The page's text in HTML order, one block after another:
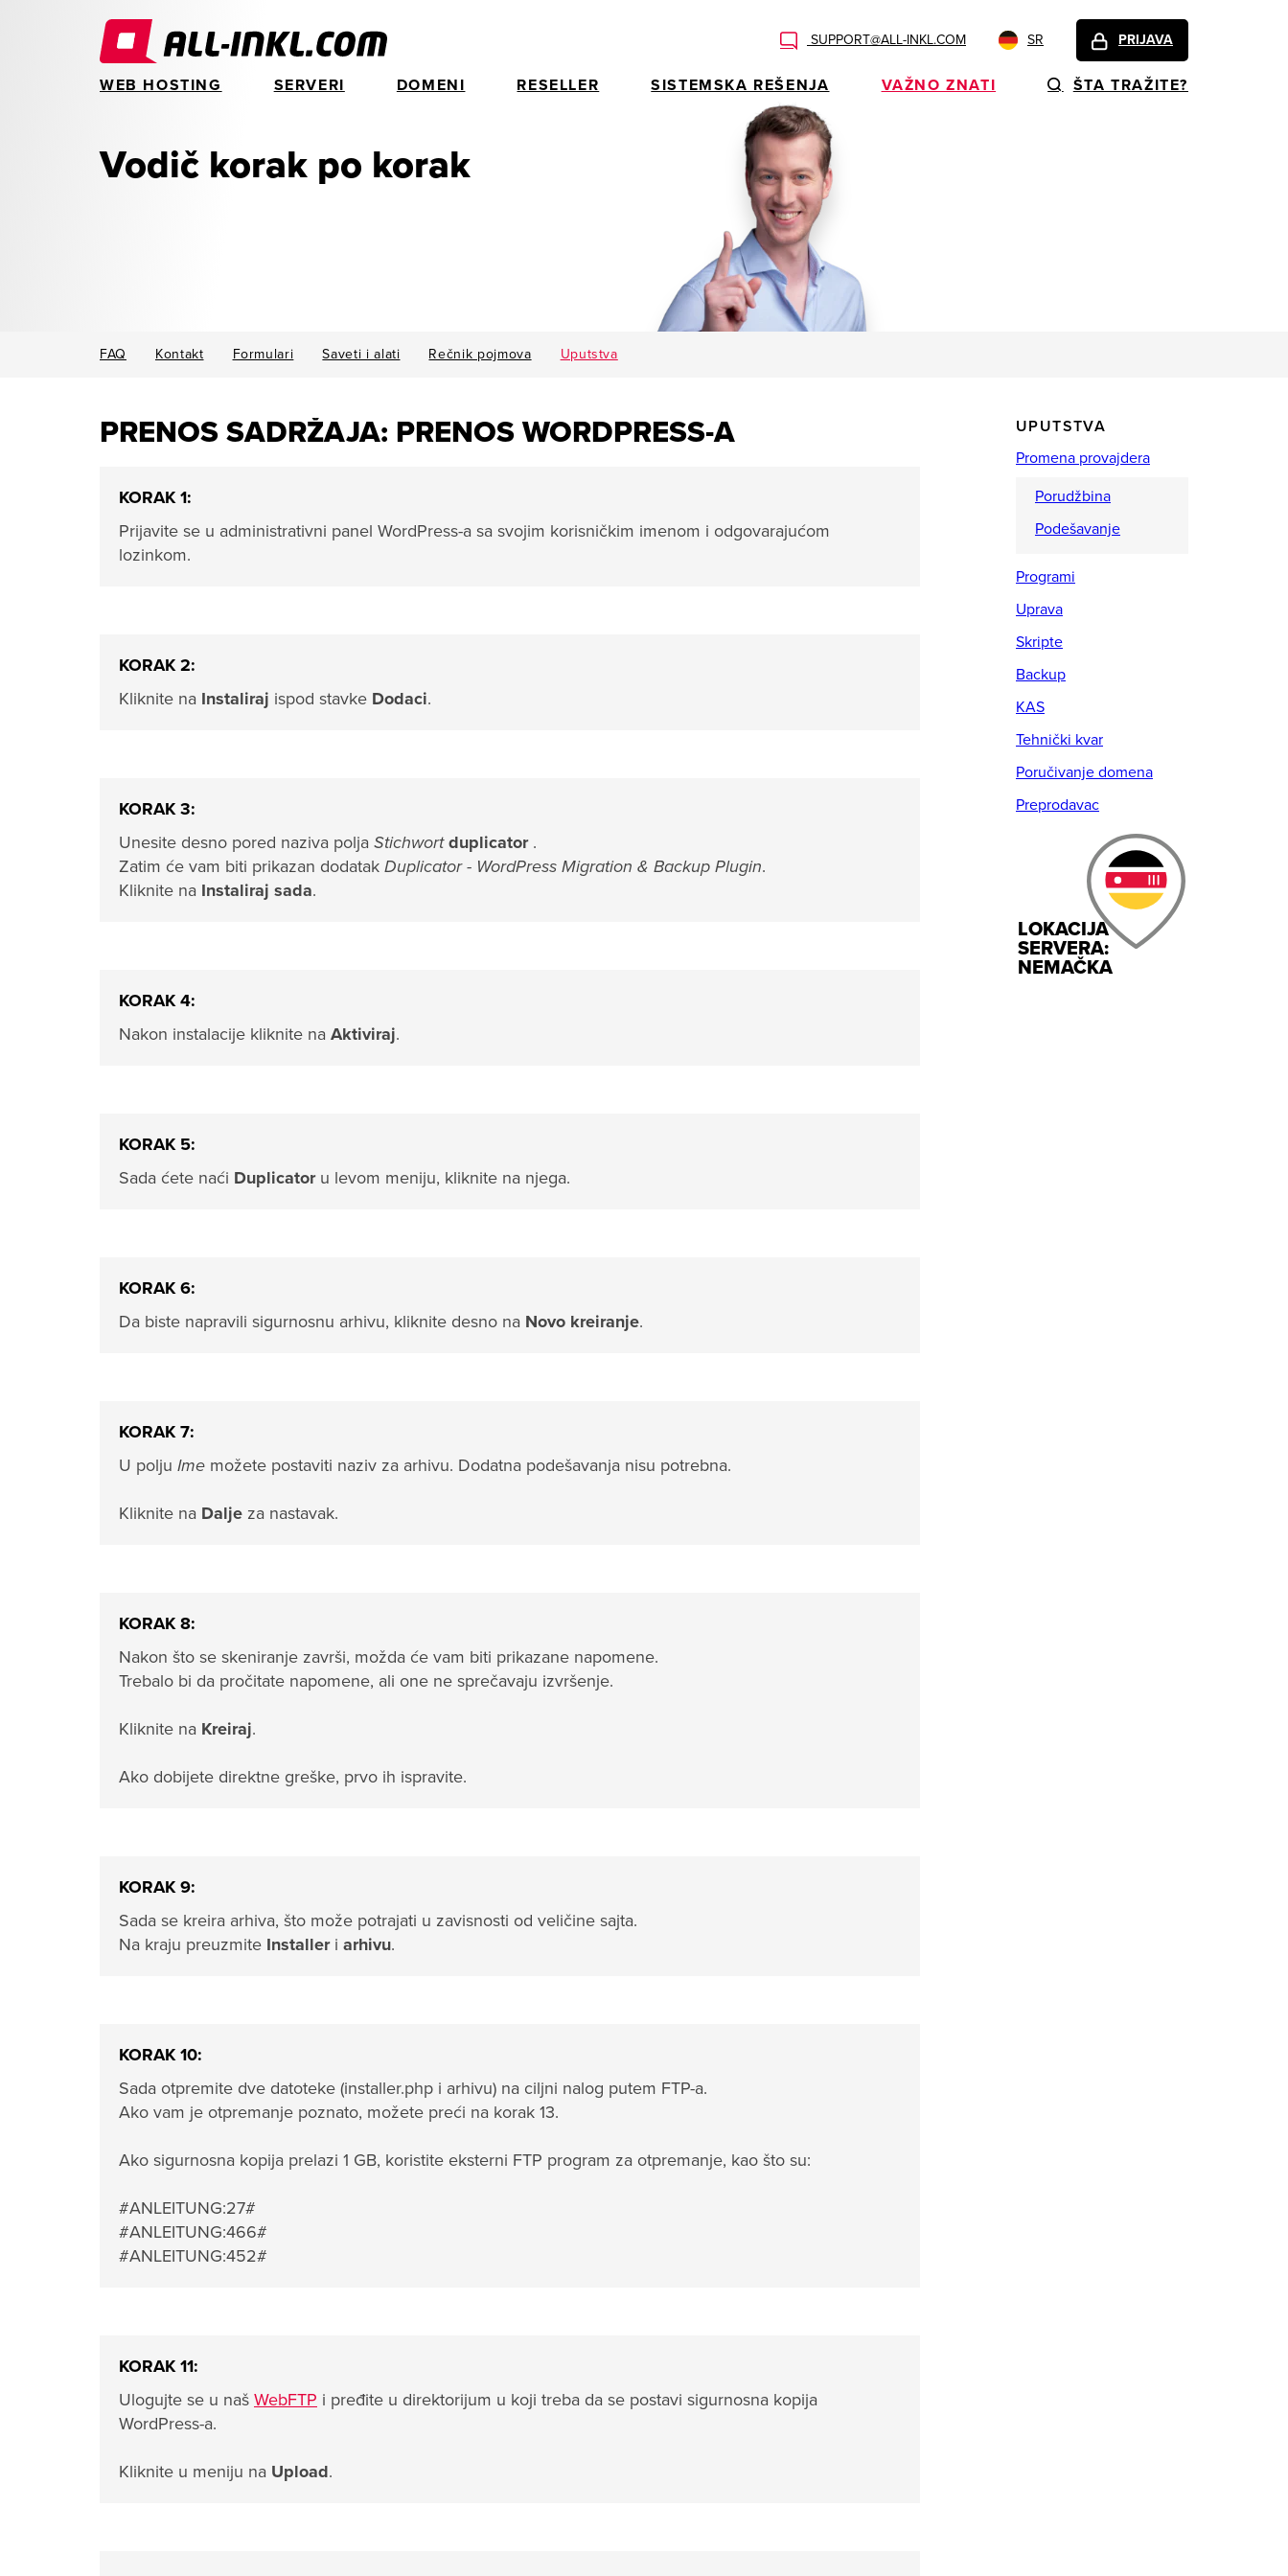
SUPPORT@ALL-INKL.COM SR PRIJAVA
WEB HOSTING SERVERI DOMENI RESELLER SISTEMSKA REŠENJA VAŽNO ZNATI ŠTA TRAŽITE?
Vodič korak po korak
FAQ Kontakt Formulari Saveti i alati Rečnik pojmova Uputstva
PRENOS SADRŽAJA: PRENOS WORDPRESS-A
KORAK 1:
Prijavite se u administrativni panel WordPress-a sa svojim korisničkim imenom i odgovarajućom
lozinkom.
KORAK 2:
Kliknite na Instaliraj ispod stavke Dodaci.
KORAK 3:
Unesite desno pored naziva polja Stichwortduplicator .
Zatim će vam biti prikazan dodatak Duplicator - WordPress Migration & Backup Plugin.
Kliknite na Instaliraj sada.
KORAK 4:
Nakon instalacije kliknite na Aktiviraj.
KORAK 5:
Sada ćete naći Duplicatoru levom meniju, kliknite na njega.
KORAK 6:
Da biste napravili sigurnosnu arhivu, kliknite desno na Novo kreiranje.
KORAK 7:
U polju Ime možete postaviti naziv za arhivu. Dodatna podešavanja nisu potrebna.
Kliknite na Dalje za nastavak.
KORAK 8:
Nakon što se skeniranje završi, možda će vam biti prikazane napomene.
Trebalo bi da pročitate napomene, ali one ne sprečavaju izvršenje.
Kliknite na Kreiraj.
Ako dobijete direktne greške, prvo ih ispravite.
KORAK 9:
Sada se kreira arhiva, što može potrajati u zavisnosti od veličine sajta.
Na kraju preuzmite Installeri arhivu.
KORAK 10:
Sada otpremite dve datoteke (installer.php i arhivu) na ciljni nalog putem FTP-a.
Ako vam je otpremanje poznato, možete preći na korak 13.
Ako sigurnosna kopija prelazi 1 GB, koristite eksterni FTP program za otpremanje, kao što su:
#ANLEITUNG:27#
#ANLEITUNG:466#
#ANLEITUNG:452#
KORAK 11:
Ulogujte se u naš WebFTP i pređite u direktorijum u koji treba da se postavi sigurnosna kopija
WordPress-a.
Kliknite u meniju na Upload.
UPUTSTVA
Promena provajdera
Porudžbina
Podešavanje
Programi
Uprava
Skripte
Backup
KAS
Tehnički kvar
Poručivanje domena
Preprodavac
LOKACIJA
SERVERA:
NEMAČKA